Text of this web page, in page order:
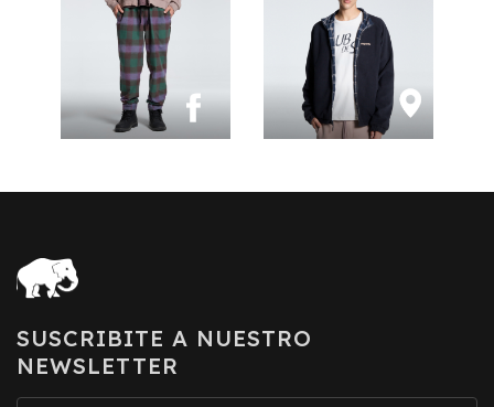
SUSCRIBITE A NUESTRO
NEWSLETTER